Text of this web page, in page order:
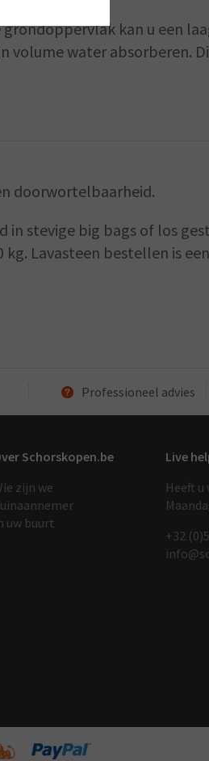
kan u een
volume water absorberen.
doorwortelbaarheid.
in stevige big bags of los
Lavasteen bestellen is
Professioneel advies
Schorskopen.be
zijn we
uw buurt
Live
Heeft
+32